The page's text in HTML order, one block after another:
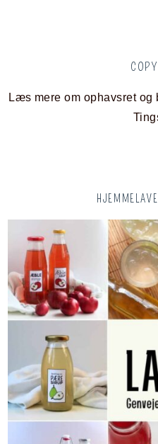
Læs mere om ophavsret og